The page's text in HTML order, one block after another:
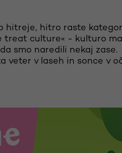
hitreje, hitro raste
culture« - kulturo
smo naredili nekaj
v laseh in sonce v